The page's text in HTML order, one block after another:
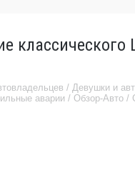
/ Девушки и
аварии / Обзор-Авто /